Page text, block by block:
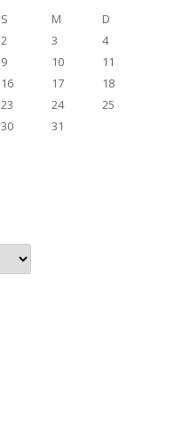
S M
D
2 3
4
9 10
11
16 17
18
23 24
25
30
31